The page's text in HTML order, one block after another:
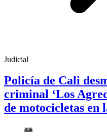
Judicial
Policía de Cali
criminal ‘Los
de motocicletas en